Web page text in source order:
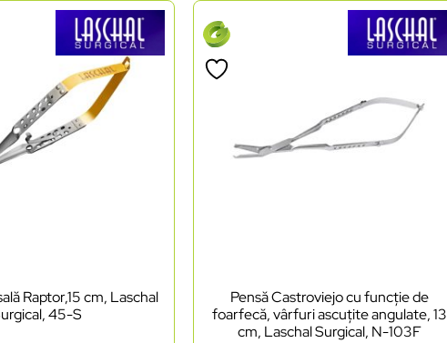
Raptor,15 cm, Laschal
45-S
Pensă Castroviejo cu funcție de
foarfecă, vârfuri ascuțite angulate, 13
cm, Laschal Surgical, N-103F